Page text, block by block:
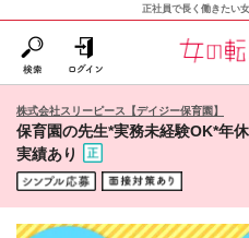
正社員で長く働きたい
株式会社スリーピース【デイジー保育園】
保育園の先生*実務未経験OK*年
実績あり